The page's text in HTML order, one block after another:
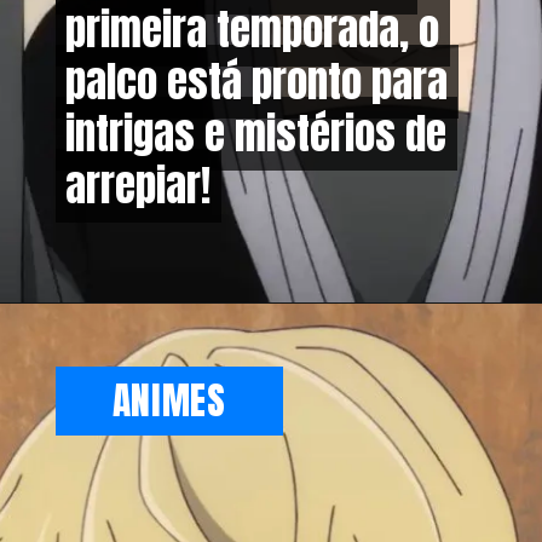
primeira temporada, o
palco está pronto para
intrigas e mistérios de
arrepiar!
primeira temporada, o
palco está pronto para
intrigas e mistérios de
arrepiar!
ANIMES